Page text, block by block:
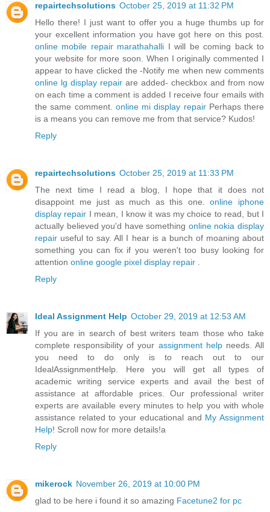
repairtechsolutions October 25, 2019 at 11:32 PM
Hello there! I just want to offer you a huge thumbs up for
your excellent information you have got here on this post.
online mobile repair marathahalli I will be coming back to
your website for more soon. When I originally commented I
appear to have clicked the -Notify me when new comments
online lg display repair are added- checkbox and from now
on each time a comment is added I receive four emails with
the same comment. online mi display repair Perhaps there
is a means you can remove me from that service? Kudos!
Reply
repairtechsolutions October 25, 2019 at 11:33 PM
The next time I read a blog, I hope that it does not
disappoint me just as much as this one.online iphone
display repair I mean, I know it was my choice to read, but I
actually believed you'd have something online nokia display
repair useful to say. All I hear is a bunch of moaning about
something you can fix if you weren't too busy looking for
attention online google pixel display repair .
Reply
Ideal Assignment Help October 29, 2019 at 12:53 AM
If you are in search of best writers team those who take
complete responsibility of your assignment helpneeds. All
you need to do only is to reach out to our
IdealAssignmentHelp. Here you will get all types of
academic writing service experts and avail the best of
assistance at affordable prices. Our professional writer
experts are available every minutes to help you with whole
assistance related to your educational and My Assignment
Help! Scroll now for more details!a
Reply
mikerock November 26, 2019 at 10:00 PM
glad to be here i found it so amazing Facetune2 for pc